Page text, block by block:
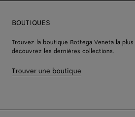
BOUTIQUES
Trouvez la boutique Bottega Veneta la
découvrez les dernières collections.
Trouver une boutique